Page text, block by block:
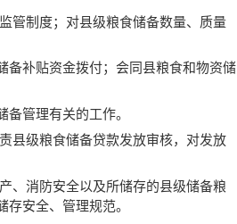
管制度；对县级粮食储备数量、质量
备补贴资金拨付；会同县粮食和物资储
管理有关的工作。
县级粮食储备贷款发放审核，对发放
、消防安全以及所储存的县级储备粮
安全、管理规范。